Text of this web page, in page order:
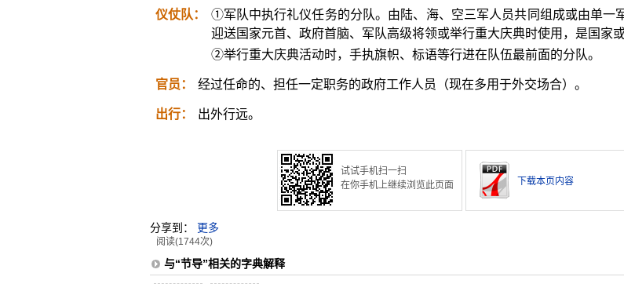
仪仗队：
①军队中执行礼仪任务的分队。由陆、海、空三军人员共同组成或由单一
迎送国家元首、政府首脑、军队高级将领或举行重大庆典时使用，是国家
②举行重大庆典活动时，手执旗帜、标语等行进在队伍最前面的分队。
官员： 经过任命的、担任一定职务的政府工作人员（现在多用于外交场合）。
出行： 出外行远。
试试手机扫一扫
在你手机上继续浏览此页面
下载本页内容
分享到： 更多
阅读(1744次)
与“节导”相关的字典解释